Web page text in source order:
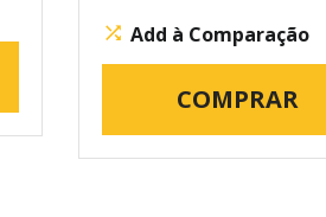
Add à Comparação
COMPRAR